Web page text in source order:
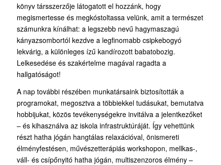
könyv társszerzője látogatott el hozzánk, hogy
megismertesse és megkóstoltassa velünk, amit a természet
számunkra kínálhat: a legszebb nevű hagymaszagú
kányazsombortól kezdve a legfinomabb csipkebogyó
lekvárig, a különleges ízű kandírozott babatobozig.
Lelkesedése és szakértelme magával ragadta a
hallgatóságot!
A nap további részében munkatársaink biztosították a
programokat, megosztva a többiekkel tudásukat, bemutatva
hobbijukat, közös tevékenységekre invitálva a jelentkezőket
– és kihasználva az iskola infrastruktúráját. Így vehettünk
részt hatha jógán hangtálas relaxációval, önismereti
élményfestésen, művészetterápiás workshopon, mellkas-,
váll- és csípőnyitó hatha jógán, multiszenzoros élmény –